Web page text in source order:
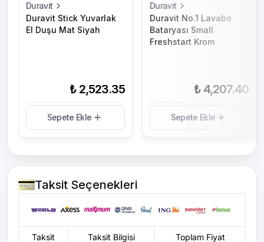
Duravit
Duravit Stick Yuvarlak
El Duşu Mat Siyah
₺ 2,523.35
Sepete Ekle
Duravit
Duravit No.1 Lavabo
Bataryası Small
Freshstart Krom
₺ 4,207.40
Sepete Ekle
Taksit Seçenekleri
Taksit Taksit Bilgisi Toplam Fiyat